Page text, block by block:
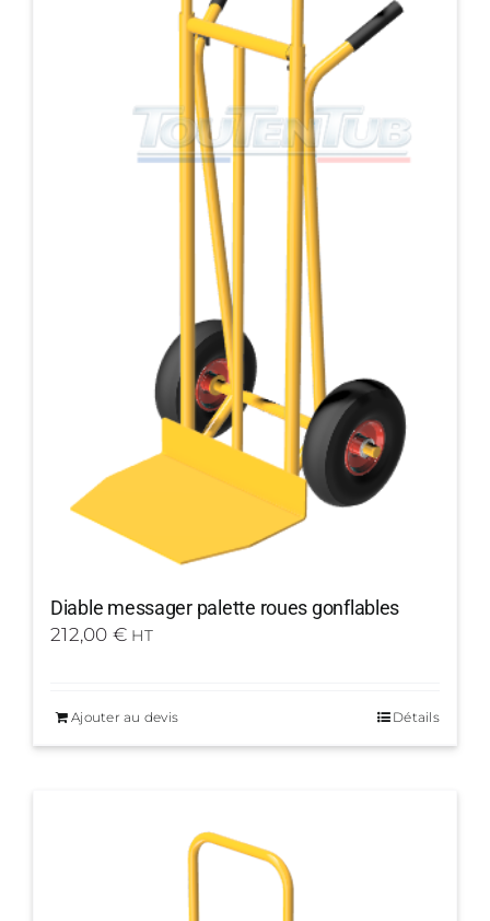
Diable messager palette roues gonflables
212,00 € HT
Ajouter au devis Détails